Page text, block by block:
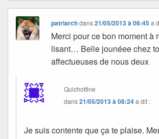
patriarchdans21/05/2013 à 06:45 a
Merci pour ce bon moment à
lisant… Belle jounéee chez
affectueuses de nous deux
Quichottine
dans21/05/2013 à 08:24a dit :
Je suis contente que ça te plaise.